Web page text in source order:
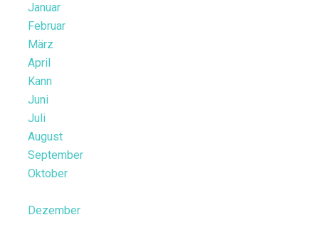
Januar
Februar
März
April
Kann
Juni
Juli
August
September
Oktober
Dezember